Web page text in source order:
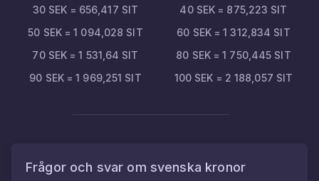
30 SEK = 656,417 SIT 40 SEK = 875,223 SIT
50 SEK=1 094,028 SIT 60 SEK=1 312,834 SIT
70 SEK =1 531,64 SIT 80 SEK=1 750,445 SIT
90 SEK=1 969,251 SIT 100 SEK = 2 188,057 SIT
Frågor och svar om svenska kronor